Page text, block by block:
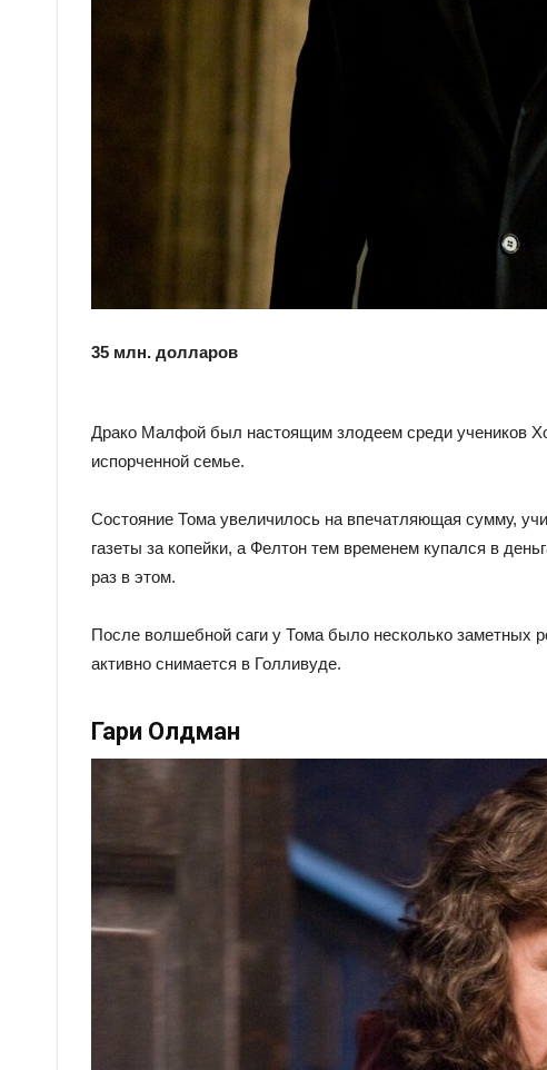
35 млн. долларов
Драко Малфой был настоящим злодеем среди учеников
испорченной семье.
Состояние Тома увеличилось на впечатляющая сумму,
газеты за копейки, а Фелтон тем временем купался в
раз в этом.
После волшебной саги у Тома было несколько заметных
активно снимается в Голливуде.
Гари Олдман